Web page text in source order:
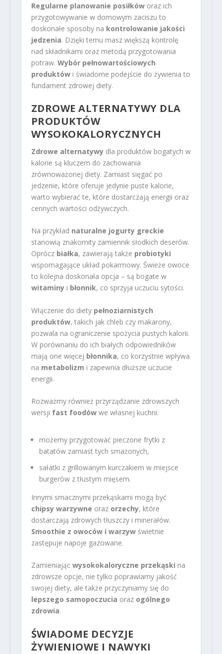
Regularne planowanie posiłkóworaz ich
przygotowywanie w domowym zaciszu to
doskonałe sposoby na kontrolowanie jakości
jedzenia. Dzięki temu masz większą kontrolę
nad składnikami oraz metodą przygotowania
potraw. Wybór pełnowartościowych
produktówi świadome podejście do żywienia to
fundament zdrowej diety.
ZDROWE ALTERNATYWY DLA
PRODUKTÓW
WYSOKOKALORYCZNYCH
Zdrowe alternatywydla produktów bogatych w
kalorie są kluczem do zachowania
zrównoważonej diety. Zamiast sięgać po
jedzenie, które oferuje jedynie puste kalorie,
warto wybierać te, które dostarczają energii oraz
cennych wartości odżywczych.
Na przykład naturalne jogurty greckie
stanowią znakomity zamiennik słodkich deserów.
Oprócz białka, zawierają także probiotyki
wspomagające układ pokarmowy. Świeże owoce
to kolejna doskonała opcja – są bogate w
witaminyi błonnik, co sprzyja uczuciu sytości.
Włączenie do diety pełnoziarnistych
produktów, takich jak chleb czy makarony,
pozwala na ograniczenie spożycia pustych kalorii.
W porównaniu do ich białych odpowiedników
mają one więcej błonnika, co korzystnie wpływa
na metabolizm i zapewnia dłuższe uczucie
energii.
Rozważmy również przyrządzanie zdrowszych
wersji fast foodówwe własnej kuchni:
możemy przygotować pieczone frytki z
batatów zamiast tych smażonych,
sałatki z grillowanym kurczakiem w miejsce
burgerów z tłustym mięsem.
Innymi smacznymi przekąskami mogą być
chipsy warzywne oraz orzechy, które
dostarczają zdrowych tłuszczy i minerałów.
Smoothie z owoców i warzywświetnie
zastępuje napoje gazowane.
Zamieniając wysokokaloryczne przekąski na
zdrowsze opcje, nie tylko poprawiamy jakość
swojej diety, ale także przyczyniamy się do
lepszego samopoczucia oraz ogólnego
zdrowia.
ŚWIADOME DECYZJE
ŻYWIENIOWE I NAWYKI